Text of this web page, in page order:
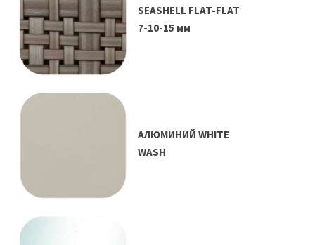
SEASHELL FLAT-FLAT
7-10-15 мм
АЛЮМИНИЙ WHITE
WASH